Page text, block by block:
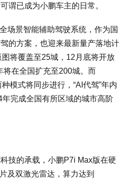
谓已成为小鹏车主的日常。
场景智能辅助驾驶系统，作为国
的方案，也迎来最新量产落地计
将覆盖至25城，12月底将开放
将在全国扩充至200城。而
种模式将同步进行，“AI代驾”年内
完成全国有所区域的城市高阶
技的承载，小鹏P7i Max版在硬
及双激光雷达，算力达到